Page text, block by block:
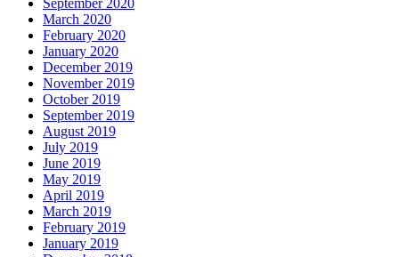
September 2020
March 2020
February 2020
January 2020
December 2019
November 2019
October 2019
September 2019
August 2019
July 2019
June 2019
May 2019
April 2019
March 2019
February 2019
January 2019